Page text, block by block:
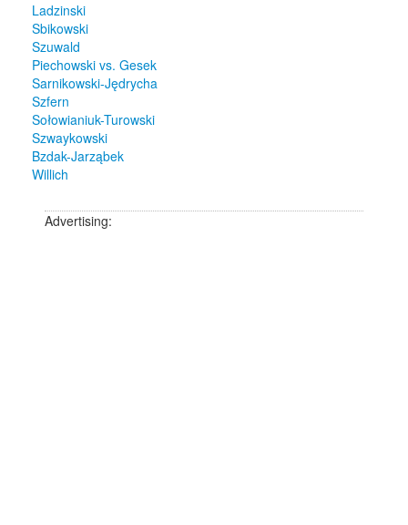
Ladzinski
Sbikowski
Szuwald
Piechowski vs. Gesek
Sarnikowski-Jędrycha
Szfern
Sołowianiuk-Turowski
Szwaykowski
Bzdak-Jarząbek
Willich
Advertising: